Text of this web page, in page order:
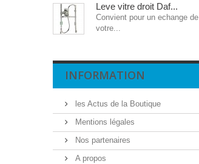
Leve vitre droit Daf...
Convient pour un echange de
votre...
INFORMATION
les Actus de la Boutique
Mentions légales
Nos partenaires
A propos